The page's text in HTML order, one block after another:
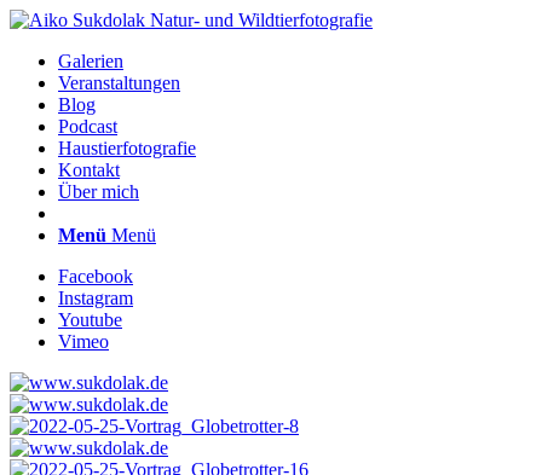
Galerien
Veranstaltungen
Blog
Podcast
Haustierfotografie
Kontakt
Über mich
Menü Menü
Facebook
Instagram
Youtube
Vimeo